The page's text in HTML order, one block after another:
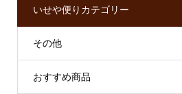
いせや便りカテゴリー
その他
おすすめ商品